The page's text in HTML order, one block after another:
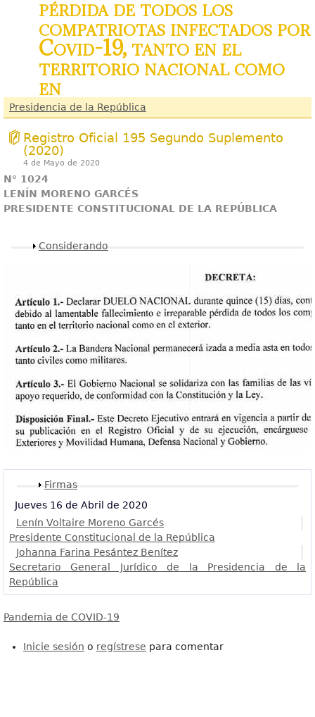
pérdida de todos los
compatriotas infectados por
Covid-19, tanto en el
territorio nacional como
en
Presidencia de la República
Registro Oficial 195 Segundo Suplemento
(2020)
4 de Mayo de 2020
N° 1024
LENÍN MORENO GARCÉS
PRESIDENTE CONSTITUCIONAL DE LA REPÚBLICA
Mostrar
Considerando
Mostrar
Firmas
Jueves 16 de Abril de 2020
Lenín Voltaire Moreno Garcés
Presidente Constitucional de la República
Johanna Farina Pesántez Benítez
Secretario General Jurídico de la Presidencia de la
República
Pandemia de COVID-19
Inicie sesión o regístrese para comentar